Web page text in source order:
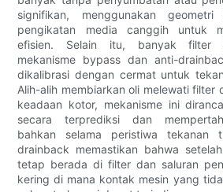
signifikan, menggunakan
pengikatan media canggih untuk
efisien. Selain itu, banyak filter
mekanisme bypass dan anti-
dikalibrasi dengan cermat untuk
Alih-alih membiarkan oli melewati filter
keadaan kotor, mekanisme ini
secara terprediksi dan
bahkan selama peristiwa tekanan
drainback memastikan bahwa
tetap berada di filter dan saluran
kering di mana kontak mesin yang